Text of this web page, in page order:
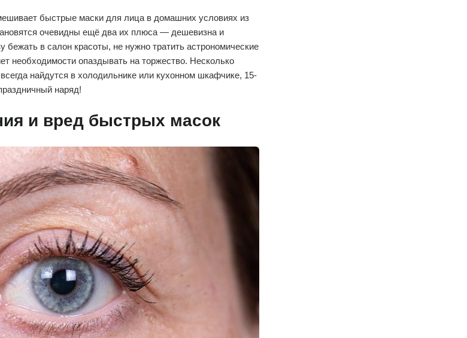
быстрые маски для лица в домашних условиях из
очевидны ещё два их плюса — дешевизна и
бежать в салон красоты, не нужно тратить астрономические
необходимости опаздывать на торжество. Несколько
найдутся в холодильнике или кухонном шкафчике, 15-
наряд!
и вред быстрых масок